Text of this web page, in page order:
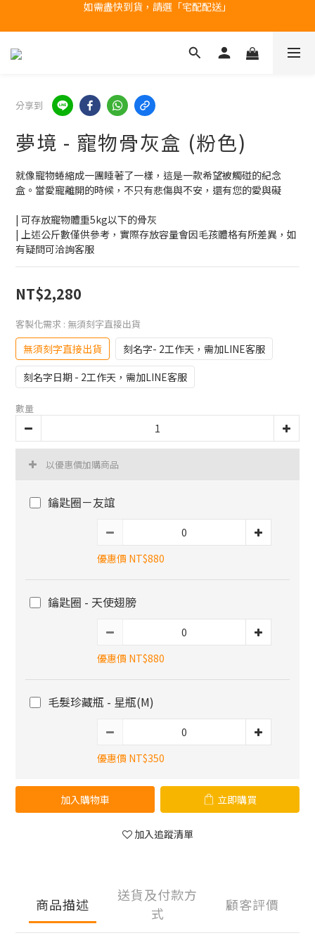
台北民權門市，現貨展示中
產品均備有現貨，下單後最快當天即可出貨
台北民權門市，現貨展示中
分享到
夢境 - 寵物骨灰盒 (粉色)
就像寵物蜷縮成一團睡著了一樣，這是一款希望被觸碰的紀念
盒。當愛寵離開的時候，不只有悲傷與不安，還有您的愛與礙
| 可存放寵物體重5kg以下的骨灰
| 上述公斤數僅供參考，實際存放容量會因毛孩體格有所差異，如
有疑問可洽詢客服
NT$2,280
客製化需求 : 無須刻字直接出貨
無須刻字直接出貨
刻名字- 2工作天，需加LINE客服
刻名字日期 - 2工作天，需加LINE客服
數量
以優惠價加購商品
鑰匙圈－友誼
優惠價 NT$880
鑰匙圈 - 天使翅膀
優惠價 NT$880
毛髮珍藏瓶 - 星瓶(M)
優惠價 NT$350
加入購物車 立即購買
加入追蹤清單
商品描述
送貨及付款方
式
顧客評價